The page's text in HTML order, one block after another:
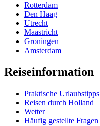
Rotterdam
Den Haag
Utrecht
Maastricht
Groningen
Amsterdam
Reiseinformation
Praktische Urlaubstipps
Reisen durch Holland
Wetter
Häufig gestellte Fragen